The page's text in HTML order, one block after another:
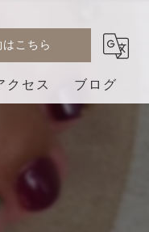
はこちら
クセス ブログ